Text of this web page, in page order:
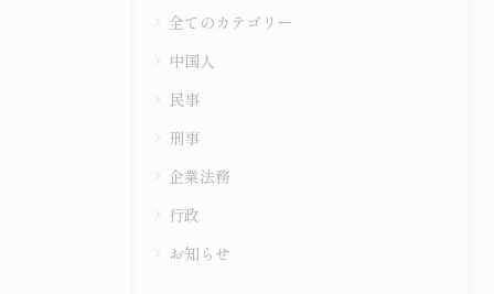
全てのカテゴリー
中国人
民事
刑事
企業法務
行政
お知らせ